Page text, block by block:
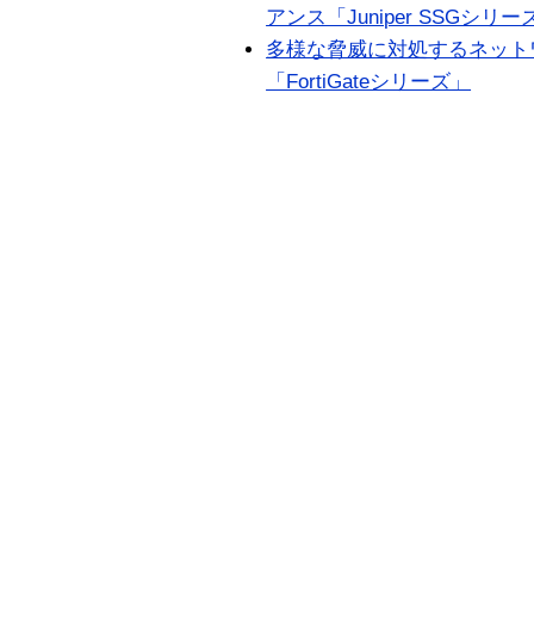
アンス「Juniper SSGシリー
多様な脅威に対処するネッ
「FortiGateシリーズ」